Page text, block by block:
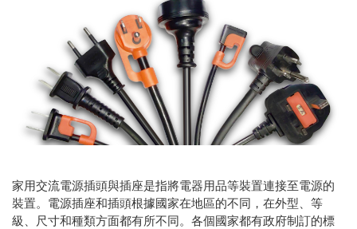
家用交流電源插頭與插座是指將電器用品等裝置連接至電源的
裝置。電源插座和插頭根據國家在地區的不同，在外型、等
級、尺寸和種類方面都有所不同。各個國家都有政府制訂的標